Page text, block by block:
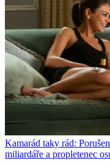
Kamarád taky rád:
miliardáře a propletenec